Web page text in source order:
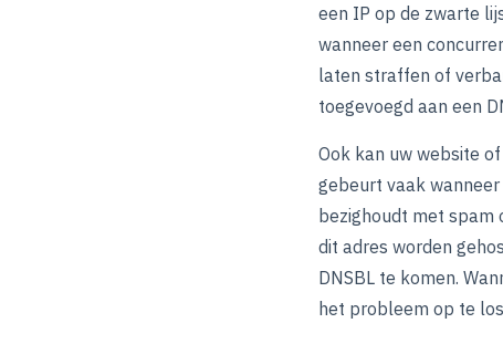
een IP op de zwarte
wanneer een
laten straffen of
toegevoegd aan een
Ook kan uw website
gebeurt vaak
bezighoudt met spam
dit adres worden
DNSBL te komen.
het probleem op te